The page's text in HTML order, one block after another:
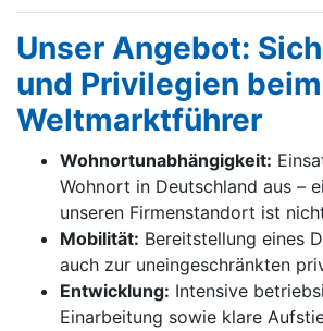
Unser Angebot:
und Privilegien beim
Weltmarktführer
Wohnortunabhängigkeit:
Wohnort in Deutschland aus –
unseren Firmenstandort ist
Mobilität: Bereitstellung eines
auch zur uneingeschränkten
Entwicklung: Intensive
Einarbeitung sowie klare